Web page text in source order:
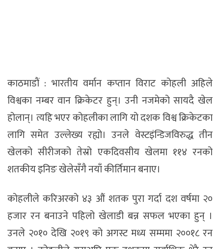
काठमाडाैं : भारतीय वर्मान कप्तान विराट कोहली अहिले
विश्वका नम्बर वान क्रिकेटर हुन्। उनी नजमेको सायदै खेल
होलान्। त्यहि भएर कोहलीका लागि यो दशक विश्व क्रिकेटका
लागि समेत उल्लेख्य रह्यो। उनले वेस्टइंन्डिजविरुद्ध तीन
खेलको सीरीजको तेस्रो एकदिवसीय खेलमा ११४ रनको
शतकीय इनिङ खेलेसँगै नयाँ कीर्तिमान बनाए।
कोहलीले करिअरको ४३ औं शतक पुरा गर्दा दश वर्षमा २०
हजार रन बनाउने पहिलो खेलाडी बन्न सफल भएका हुन् ।
उनले २०१० देखि २०१९ को अगस्ट मध्य सम्ममा २००१८ रन